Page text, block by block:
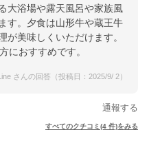
大浴場や露天風呂や家族風
す。夕食は山形牛や蔵王牛
が美味しくいただけます。
におすすめです。
さんの回答（投稿日：2025/9/ 2）
通報する
すべてのクチコミ(4 件)をみる